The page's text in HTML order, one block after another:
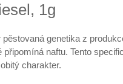
1g
pěstovaná genetika z
připomíná naftu. Tento
charakter.